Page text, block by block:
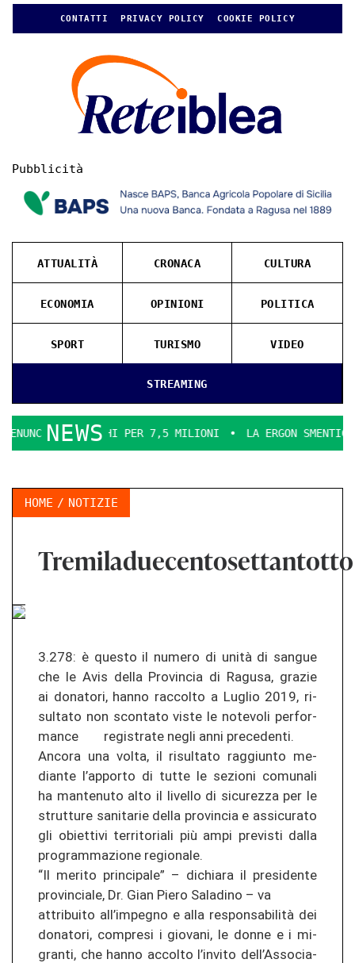
CONTATTI PRIVACY POLICY COOKIE POLICY
Pubblicità
STREAMING
ATTUALITÀ CRONACA CULTURA
ECONOMIA OPINIONI POLITICA
SPORT TURISMO VIDEO
NEWS
PER 7,5 MILIONI LA ERGON SMENTICE LA
HOME NOTIZIE
Tremiladuecentosettantotto
3.278: è ques­to il nu­me­ro di unità di san­gue
che le Avis della Pro­vin­cia di Ra­gu­sa, gra­zie
ai do­na­to­ri, hanno rac­col­to a Lu­glio 2019, ri­
sul­ta­to non scon­ta­to viste le no­te­vo­li per­for­
man­ce re­gis­tra­te negli anni pre­ce­den­ti.
An­co­ra una volta, il ri­sul­ta­to rag­giun­to me­
dian­te l’ap­por­to di tutte le se­zio­ni co­mu­na­li
ha man­te­nu­to alto il li­vel­lo di si­cu­re­z­za per le
strut­tu­re sa­ni­ta­rie della pro­vin­cia e as­si­cu­ra­to
gli ob­iet­ti­vi ter­ri­to­ria­li più ampi pre­vis­ti dalla
pro­gram­ma­zio­ne re­gio­na­le.
“Il me­ri­to prin­ci­pa­le” – di­chia­ra il pre­si­den­te
pro­vin­cia­le, Dr. Gian Piero Sa­la­di­no – va
at­tri­bui­to all’im­pe­g­no e alla responsabilità dei
do­na­to­ri, com­pre­si i gio­v­a­ni, le donne e i mi­
gran­ti, che hanno ac­col­to l’in­vi­to dell’As­so­cia­